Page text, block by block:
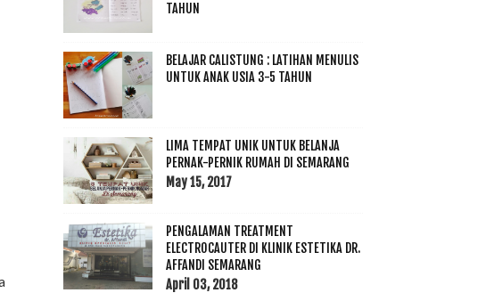
TAHUN
BELAJAR CALISTUNG : LATIHAN MENULIS
UNTUK ANAK USIA 3-5 TAHUN
LIMA TEMPAT UNIK UNTUK BELANJA
PERNAK-PERNIK RUMAH DI SEMARANG
May 15, 2017
PENGALAMAN TREATMENT
ELECTROCAUTER DI KLINIK ESTETIKA DR.
AFFANDI SEMARANG
April 03, 2018